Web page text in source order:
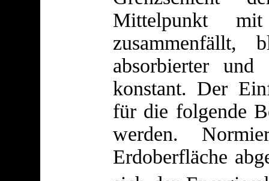
Mittelpunkt
zusammenfällt,
absorbierter und
konstant. Der
für die folgende
werden.
Erdoberfläche